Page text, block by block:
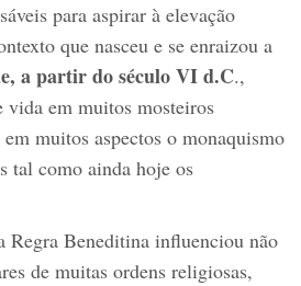
para aspirar à elevação
que nasceu e se enraizou a
a partir do século VI d.C.,
em muitos mosteiros
muitos aspectos o monaquismo
tal como ainda hoje os
Regra Beneditina influenciou não
de muitas ordens religiosas,